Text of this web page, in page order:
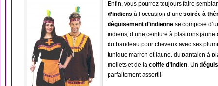
Enfin, vous pourrez toujours faire
d’indiens à l’occasion d’une soirée à
déguisement d’indienne se compose
indiens, d’une ceinture à plastrons
du bandeau pour cheveux avec ses
tunique marron et jaune, du pantalon à
mollets et de la coiffe d’indien. Un
parfaitement assorti!